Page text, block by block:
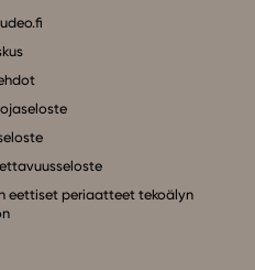
eettiset periaatteet tekoälyn